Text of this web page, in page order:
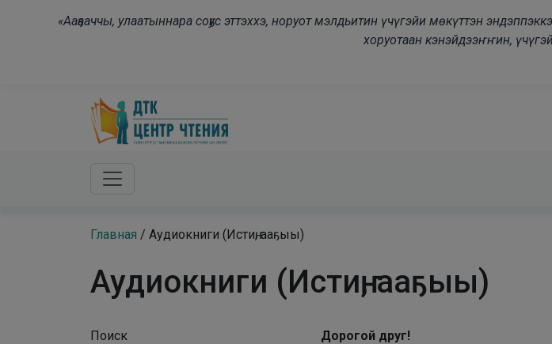
«Ааҕааччы, улаатыннара соҕус эттэххэ, норуот мэлдьитин үчүгэйи мөкүттэн
хоруотаан кэнэйдээҥҥин,
Главная / Аудиокниги (Истиҥ, ааҕыы)
Аудиокниги (Истиҥ, ааҕыы)
Дорогой друг!
Поиск